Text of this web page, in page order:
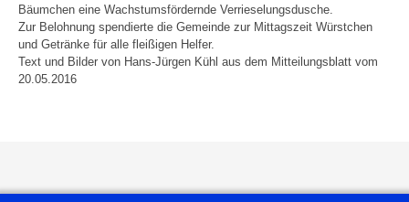
Bäumchen eine Wachstumsfördernde Verrieselungsdusche.
Zur Belohnung spendierte die Gemeinde zur Mittagszeit Würstchen
und Getränke für alle fleißigen Helfer.
Text und Bilder von Hans-Jürgen Kühl aus dem Mitteilungsblatt vom
20.05.2016